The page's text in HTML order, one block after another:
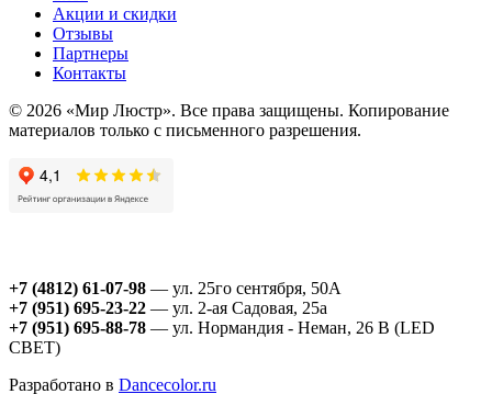
Акции и скидки
Отзывы
Партнеры
Контакты
© 2026 «Мир Люстр». Все права защищены. Копирование
материалов только с письменного разрешения.
+7 (4812) 61-07-98 — ул. 25го сентября, 50А
+7 (951) 695-23-22 — ул. 2-ая Садовая, 25а
+7 (951) 695-88-78 — ул. Нормандия - Неман, 26 В (LED
СВЕТ)
Разработано в Dancecolor.ru